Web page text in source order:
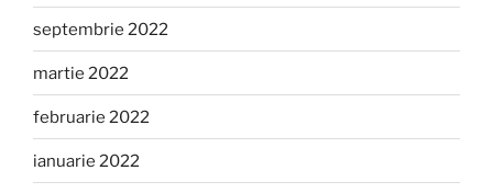
septembrie 2022
martie 2022
februarie 2022
ianuarie 2022